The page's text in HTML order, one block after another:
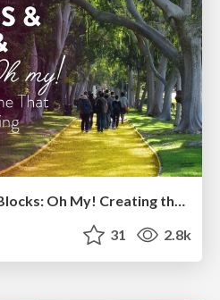
Templates, Plugins, & Blocks: Oh My! Creating the theme that thinks of everything
31 2.8k